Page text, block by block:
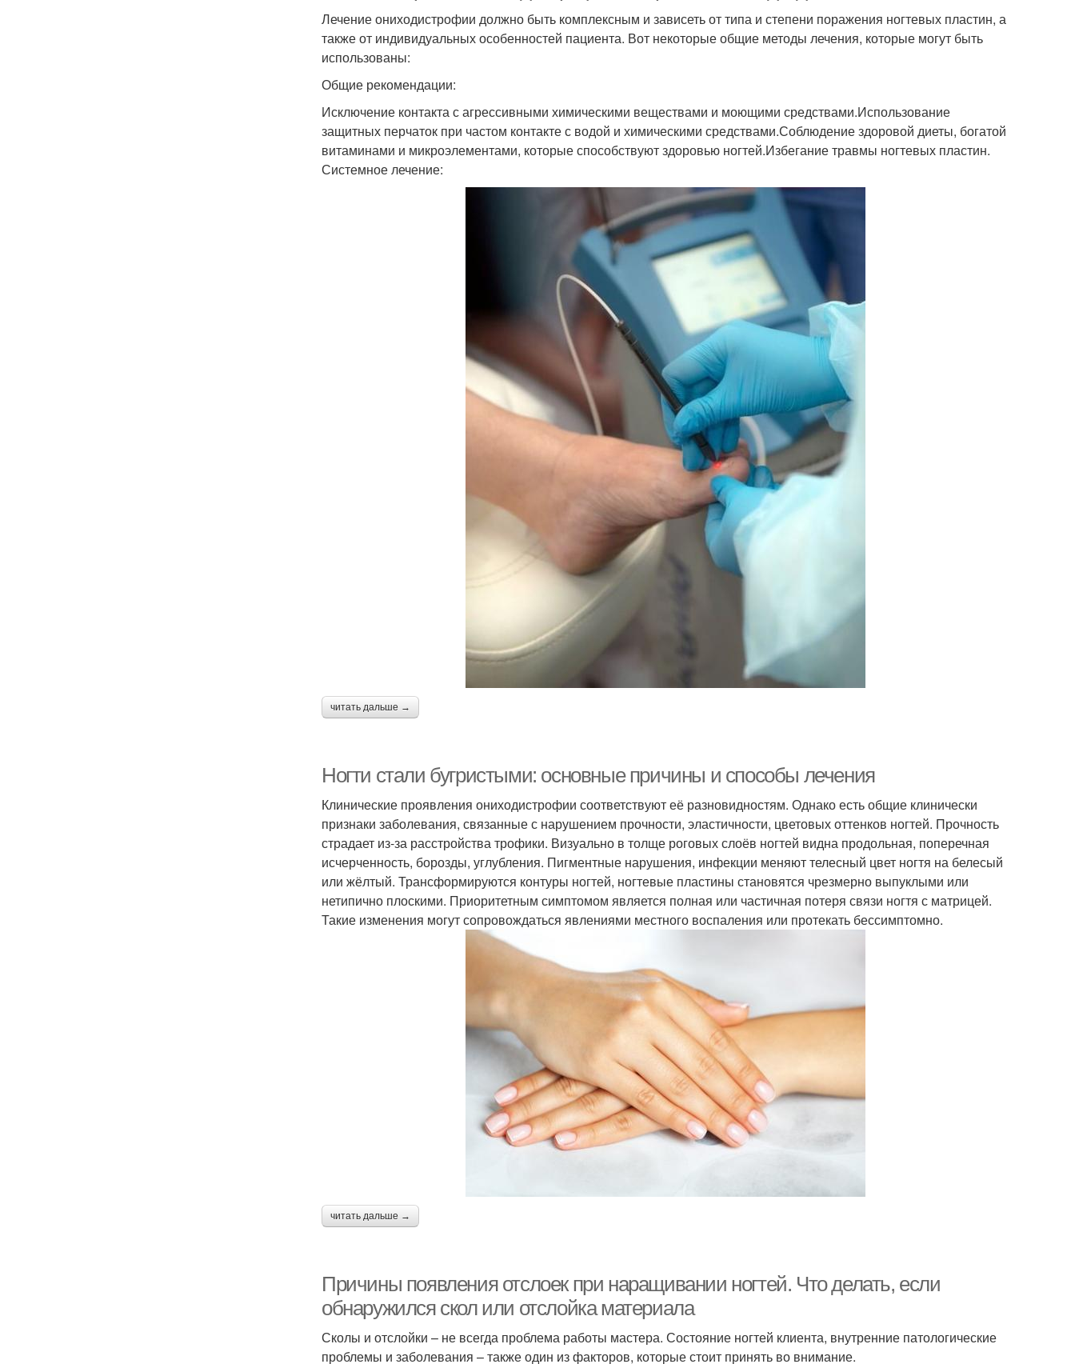
Лечение ониходистрофии должно быть комплексным и зависеть от типа и степени поражения ногтевых пластин, а
также от индивидуальных особенностей пациента. Вот некоторые общие методы лечения, которые могут быть
использованы:
Общие рекомендации:
Исключение контакта с агрессивными химическими веществами и моющими средствами.Использование
защитных перчаток при частом контакте с водой и химическими средствами.Соблюдение здоровой диеты, богатой
витаминами и микроэлементами, которые способствуют здоровью ногтей.Избегание травмы ногтевых пластин.
Системное лечение:
читать дальше →
Ногти стали бугристыми: основные причины и способы лечения
Клинические проявления ониходистрофии соответствуют её разновидностям. Однако есть общие клинически
признаки заболевания, связанные с нарушением прочности, эластичности, цветовых оттенков ногтей. Прочность
страдает из-за расстройства трофики. Визуально в толще роговых слоёв ногтей видна продольная, поперечная
исчерченность, борозды, углубления. Пигментные нарушения, инфекции меняют телесный цвет ногтя на белесый
или жёлтый. Трансформируются контуры ногтей, ногтевые пластины становятся чрезмерно выпуклыми или
нетипично плоскими. Приоритетным симптомом является полная или частичная потеря связи ногтя с матрицей.
Такие изменения могут сопровождаться явлениями местного воспаления или протекать бессимптомно.
читать дальше →
Причины появления отслоек при наращивании ногтей. Что делать, если
обнаружился скол или отслойка материала
Сколы и отслойки – не всегда проблема работы мастера. Состояние ногтей клиента, внутренние патологические
проблемы и заболевания – также один из факторов, которые стоит принять во внимание.